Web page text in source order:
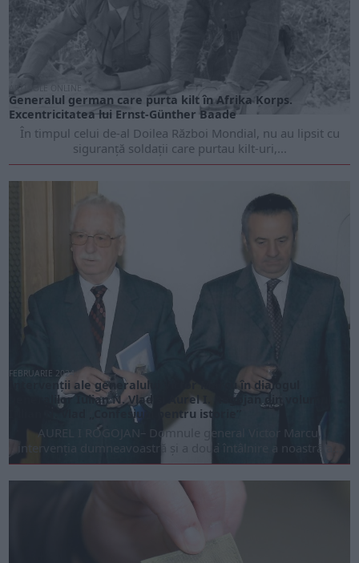
ARTICOLE ONLINE
Generalul german care purta kilt în Afrika Korps.
Excentricitatea lui Ernst-Günther Baade
În timpul celui de-al Doilea Război Mondial, nu au lipsit cu
siguranță soldații care purtau kilt-uri,...
FEBRUARIE 2024
Intervenții ale generalului Victor Marcu în dialogul
generalilor Iulian N. Vlad și Aurel I. Rogojan din volumul
Iulian N. Vlad „Confesiuni pentru istorie”
AUREL I ROGOJAN– Domnule general Victor Marcu,
intervenția dumneavoastră și a doua întâlnire a noastră a...